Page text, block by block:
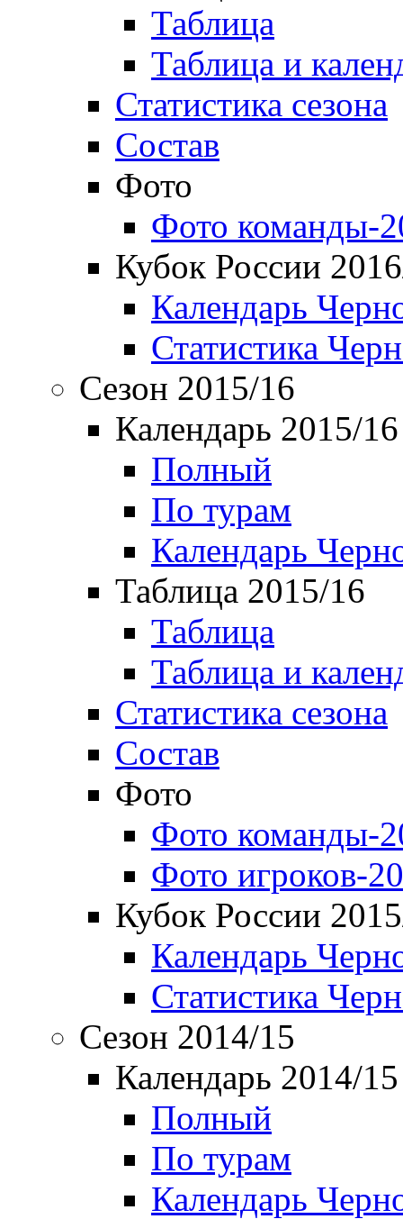
Таблица
Таблица и
Статистика сезона
Состав
Фото
Фото команды-
Кубок России
Календарь
Статистика
Сезон 2015/16
Календарь 2015/16
Полный
По турам
Календарь
Таблица 2015/16
Таблица
Таблица и
Статистика сезона
Состав
Фото
Фото команды-
Фото игроков-
Кубок России
Календарь
Статистика
Сезон 2014/15
Календарь 2014/15
Полный
По турам
Календарь